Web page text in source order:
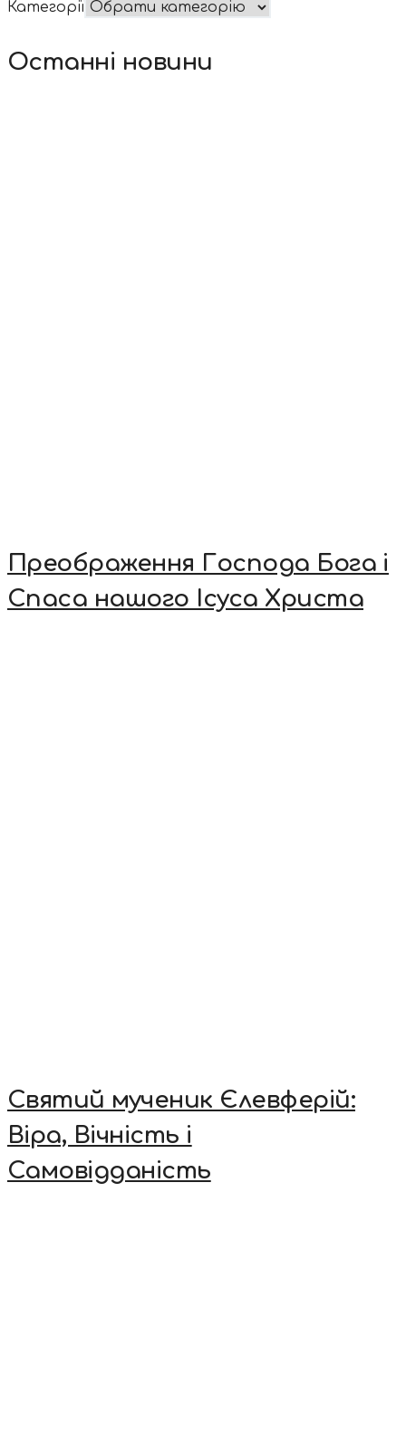
Категорії
Останні новини
Преображення Господа Бога і
Спаса нашого Ісуса Христа
Святий мученик Єлевферій:
Віра, Вічність і
Самовідданість